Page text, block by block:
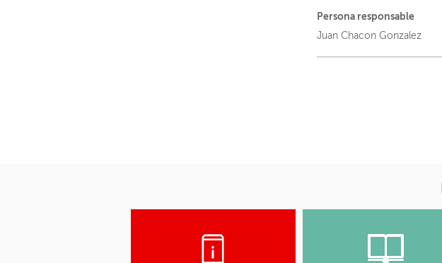
Persona responsable
Juan Chacon Gonzalez